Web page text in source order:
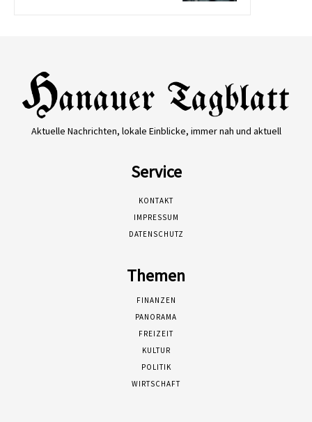
Aktuelle Nachrichten, lokale Einblicke, immer nah und aktuell
Service
KONTAKT
IMPRESSUM
DATENSCHUTZ
Themen
FINANZEN
PANORAMA
FREIZEIT
KULTUR
POLITIK
WIRTSCHAFT